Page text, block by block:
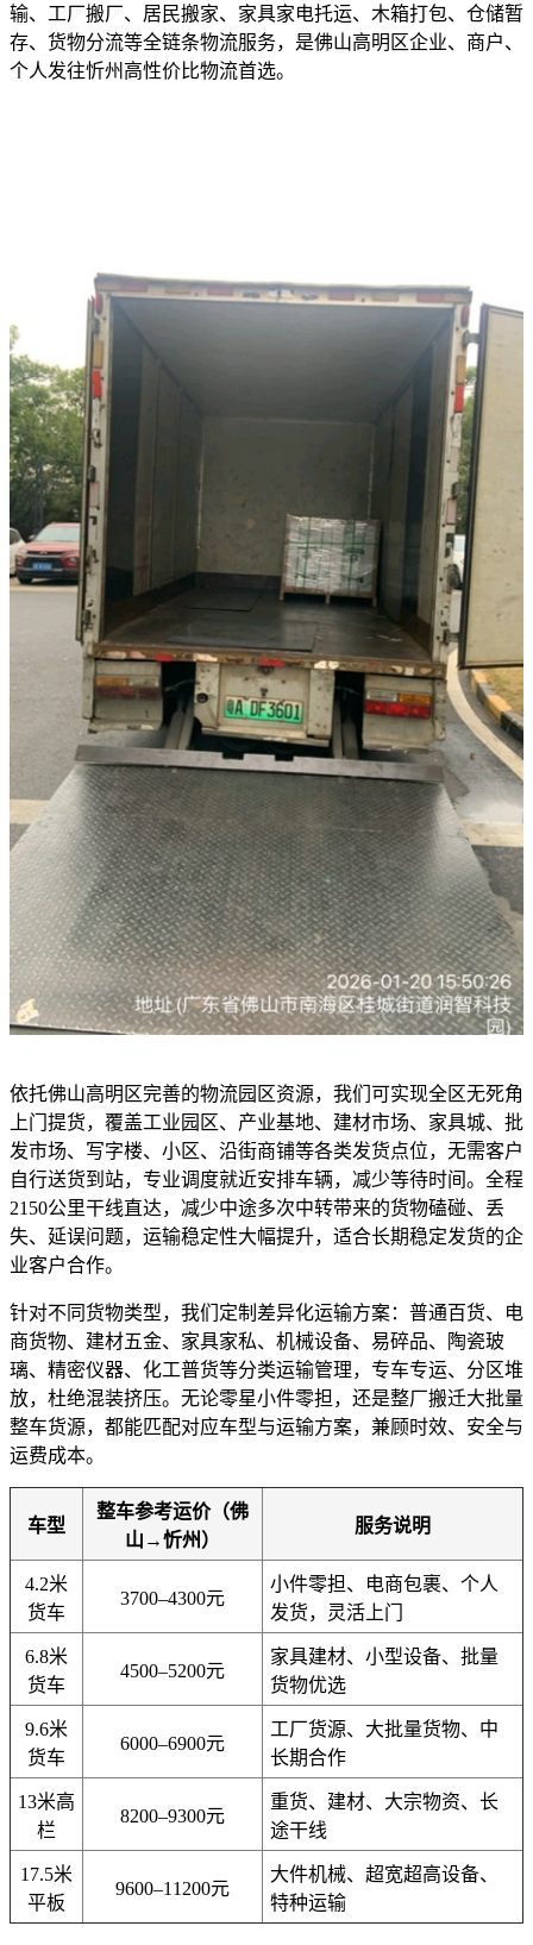
输、工厂搬厂、居民搬家、家具家电托运、木箱打包、仓储暂
存、货物分流等全链条物流服务，是佛山高明区企业、商户、
个人发往忻州高性价比物流首选。
依托佛山高明区完善的物流园区资源，我们可实现全区无死角
上门提货，覆盖工业园区、产业基地、建材市场、家具城、批
发市场、写字楼、小区、沿街商铺等各类发货点位，无需客户
自行送货到站，专业调度就近安排车辆，减少等待时间。全程
2150公里干线直达，减少中途多次中转带来的货物磕碰、丢
失、延误问题，运输稳定性大幅提升，适合长期稳定发货的企
业客户合作。
针对不同货物类型，我们定制差异化运输方案：普通百货、电
商货物、建材五金、家具家私、机械设备、易碎品、陶瓷玻
璃、精密仪器、化工普货等分类运输管理，专车专运、分区堆
放，杜绝混装挤压。无论零星小件零担，还是整厂搬迁大批量
整车货源，都能匹配对应车型与运输方案，兼顾时效、安全与
运费成本。
车型
整车参考运价（佛
山→忻州）
服务说明
4.2米
货车
3700–4300元
小件零担、电商包裹、个人
发货，灵活上门
6.8米
货车
4500–5200元
家具建材、小型设备、批量
货物优选
9.6米
货车
6000–6900元
工厂货源、大批量货物、中
长期合作
13米高
栏
8200–9300元
重货、建材、大宗物资、长
途干线
17.5米
平板
9600–11200元
大件机械、超宽超高设备、
特种运输